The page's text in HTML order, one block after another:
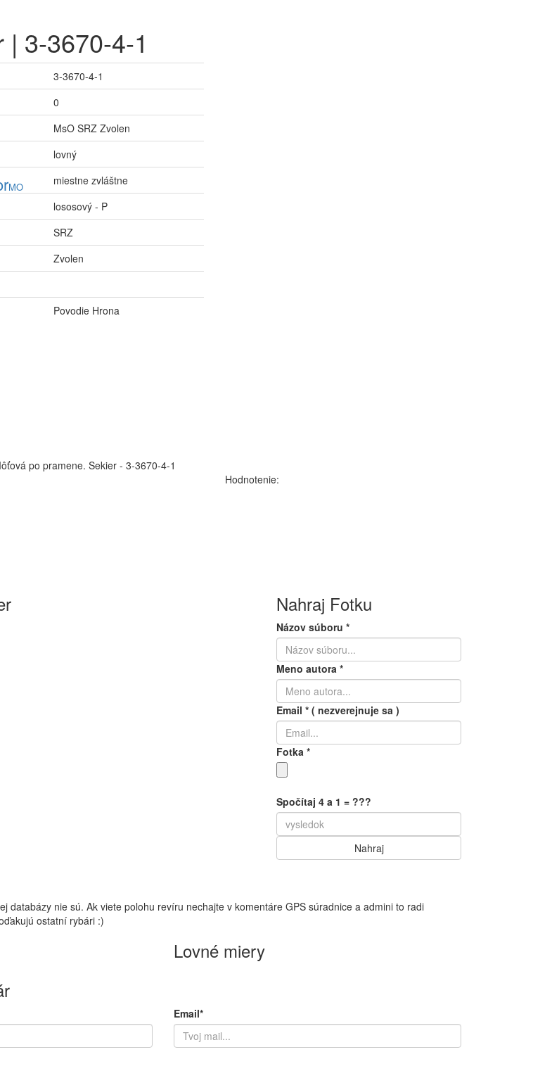
MO
3-3670-4-1
3-3670-4-1
0
MsO SRZ Zvolen
lovný
miestne zvláštne
lososový - P
SRZ
Zvolen
Povodie Hrona
po pramene. Sekier - 3-3670-4-1
Hodnotenie:
Nahraj Fotku
Názov súboru*
Meno autora*
Email* ( nezverejnuje sa )
Fotka*
Spočítaj 4 a 1 = ???
databázy nie sú. Ak viete polohu revíru nechajte v komentáre GPS súradnice a admini to radi
ostatní rybári :)
Lovné miery
Email*